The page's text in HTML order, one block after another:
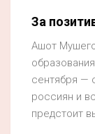
За
Ашот
сентября —
россиян и
предстоит